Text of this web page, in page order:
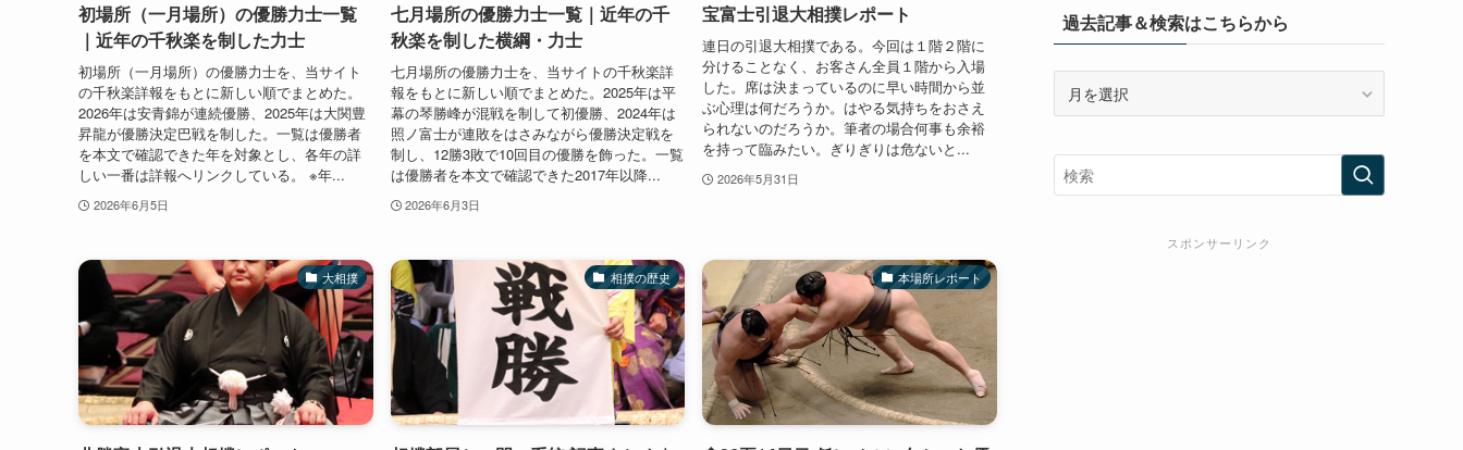
初場所（一月場所）の優勝力士一覧
｜近年の千秋楽を制した力士
初場所（一月場所）の優勝力士を、当サイト
の千秋楽詳報をもとに新しい順でまとめた。
2026年は安青錦が連続優勝、2025年は大関豊
昇龍が優勝決定巴戦を制した。一覧は優勝者
を本文で確認できた年を対象とし、各年の詳
しい一番は詳報へリンクしている。 ※年...
2026年6月5日
七月場所の優勝力士一覧｜近年の千
秋楽を制した横綱・力士
七月場所の優勝力士を、当サイトの千秋楽詳
報をもとに新しい順でまとめた。2025年は平
幕の琴勝峰が混戦を制して初優勝、2024年は
照ノ富士が連敗をはさみながら優勝決定戦を
制し、12勝3敗で10回目の優勝を飾った。一覧
は優勝者を本文で確認できた2017年以降...
2026年6月3日
宝富士引退大相撲レポート
連日の引退大相撲である。今回は１階２階に
分けることなく、お客さん全員１階から入場
した。席は決まっているのに早い時間から並
ぶ心理は何だろうか。はやる気持ちをおさえ
られないのだろうか。筆者の場合何事も余裕
を持って臨みたい。ぎりぎりは危ないと...
2026年5月31日
大相撲 相撲の歴史 本場所レポート
過去記事＆検索はこちらから
事
＆
検
スポンサーリンク